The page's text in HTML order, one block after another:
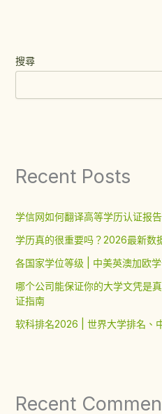
搜尋
Recent Posts
学信网如何翻译高等学历认证报
学历真的很重要吗？2026最新数
各国家学位等级 | 中美英澳加欧
哪个公司能保证你的大学文凭是
证指南
软科排名2026 | 世界大学排名、
Recent